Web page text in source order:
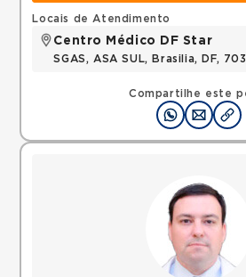
Compartilhe este
Locais de Atendimento
Centro Médico DF Star
SGAS, ASA SUL, Brasilia, DF,